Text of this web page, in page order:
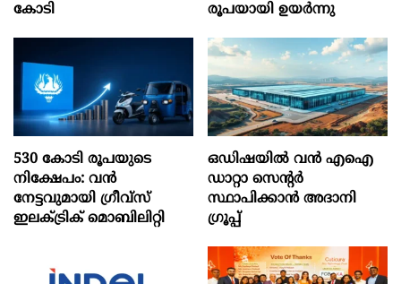
കോടി
രൂപയായി ഉയർന്നു
530 കോടി രൂപയുടെ
നിക്ഷേപം: വൻ
നേട്ടവുമായി ഗ്രീവ്സ്
ഇലക്ട്രിക് മൊബിലിറ്റി
ഒഡിഷയില്‍ വന്‍ എഐ
ഡാറ്റാ സെന്റര്‍
സ്ഥാപിക്കാന്‍ അദാനി
ഗ്രൂപ്പ്